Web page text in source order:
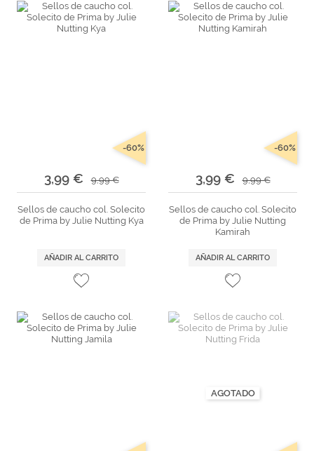
3,99 € 9,99 €
-60%
Sellos de caucho col. Solecito
de Prima by Julie Nutting Kya
AÑADIR AL CARRITO
3,99 € 9,99 €
-60%
Sellos de caucho col. Solecito
de Prima by Julie Nutting
Kamirah
AÑADIR AL CARRITO
AGOTADO